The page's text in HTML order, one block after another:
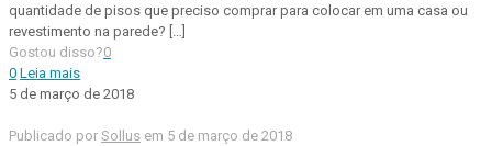
quantidade de pisos que preciso comprar para colocar em uma casa ou
revestimento na parede? […]
Gostou disso?0
0 Leia mais
5 de março de 2018
Publicado por Sollus em 5 de março de 2018